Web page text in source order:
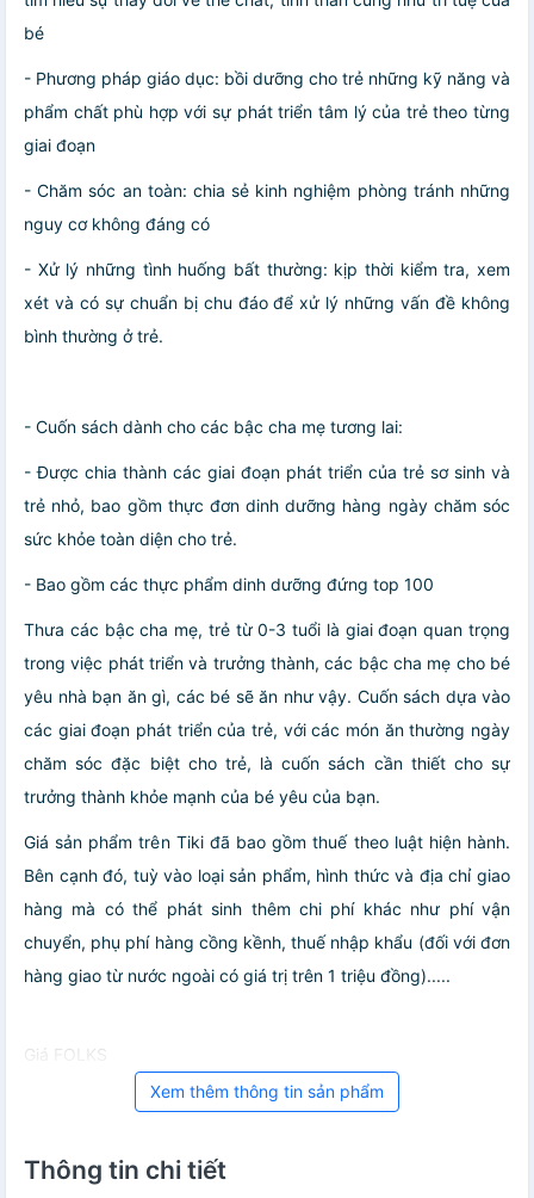
bé
- Phương pháp giáo dục: bồi dưỡng cho trẻ những kỹ năng và
phẩm chất phù hợp với sự phát triển tâm lý của trẻ theo từng
giai đoạn
- Chăm sóc an toàn: chia sẻ kinh nghiệm phòng tránh những
nguy cơ không đáng có
- Xử lý những tình huống bất thường: kịp thời kiểm tra, xem
xét và có sự chuẩn bị chu đáo để xử lý những vấn đề không
bình thường ở trẻ.
- Cuốn sách dành cho các bậc cha mẹ tương lai:
- Được chia thành các giai đoạn phát triển của trẻ sơ sinh và
trẻ nhỏ, bao gồm thực đơn dinh dưỡng hàng ngày chăm sóc
sức khỏe toàn diện cho trẻ.
- Bao gồm các thực phẩm dinh dưỡng đứng top 100
Thưa các bậc cha mẹ, trẻ từ 0-3 tuổi là giai đoạn quan trọng
trong việc phát triển và trưởng thành, các bậc cha mẹ cho bé
yêu nhà bạn ăn gì, các bé sẽ ăn như vậy. Cuốn sách dựa vào
các giai đoạn phát triển của trẻ, với các món ăn thường ngày
chăm sóc đặc biệt cho trẻ, là cuốn sách cần thiết cho sự
trưởng thành khỏe mạnh của bé yêu của bạn.
Giá sản phẩm trên Tiki đã bao gồm thuế theo luật hiện hành.
Bên cạnh đó, tuỳ vào loại sản phẩm, hình thức và địa chỉ giao
hàng mà có thể phát sinh thêm chi phí khác như phí vận
chuyển, phụ phí hàng cồng kềnh, thuế nhập khẩu (đối với đơn
hàng giao từ nước ngoài có giá trị trên 1 triệu đồng).....
Giá FOLKS
Xem thêm thông tin sản phẩm
Thông tin chi tiết